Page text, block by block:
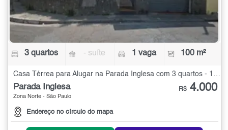
3 quartos - suíte 1 vaga 100 m²
Casa Térrea para Alugar na Parada Inglesa com 3 quartos - 100 m²
Parada Inglesa
Zona Norte - São Paulo
Endereço no círculo do mapa
R$ 4.000